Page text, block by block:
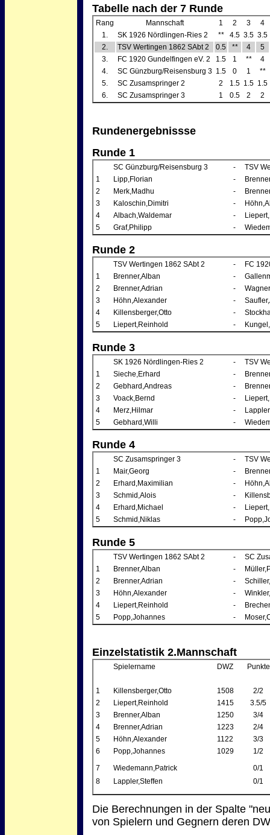
Tabelle nach der 7 Runde
Rang Mannschaft 1 2 3
4
1.
SK 1926 Nördlingen-Ries 2 ** 4.5 3.5 3.5
2.
TSV Wertingen 1862 SAbt 2 0.5 ** 4
5
3.
FC 1920 Gundelfingen eV. 2 1.5 1 **
4
4.
SC Günzburg/Reisensburg 3 1.5 0 1
**
5.
SC Zusamspringer 2 2 1.5 1.5 1.5
6.
SC Zusamspringer 3 1 0.5 2 2
Rundenergebnissse
Runde 1
SC Günzburg/Reisensburg 3 -
TSV
1
Lipp,Florian -
2
Merk,Madhu -
3
Kaloschin,Dimitri -
4
Albach,Waldemar -
5
Graf,Philipp -
Runde 2
TSV Wertingen 1862 SAbt 2 -
FC
1
Brenner,Alban -
2
Brenner,Adrian -
3
Höhn,Alexander -
4
Killensberger,Otto -
5
Liepert,Reinhold -
Runde 3
SK 1926 Nördlingen-Ries 2 -
TSV
1
Sieche,Erhard -
2
Gebhard,Andreas -
3
Voack,Bernd -
4
Merz,Hilmar -
5
Gebhard,Willi -
Runde 4
SC Zusamspringer 3 -
TSV
1
Mair,Georg -
2
Erhard,Maximilian -
3
Schmid,Alois -
4
Erhard,Michael -
5
Schmid,Niklas -
Runde 5
TSV Wertingen 1862 SAbt 2 -
SC
1
Brenner,Alban -
2
Brenner,Adrian -
3
Höhn,Alexander -
4
Liepert,Reinhold -
5
Popp,Johannes -
Einzelstatistik 2.Mannschaft
Spielername DWZ Punkte
1 Killensberger,Otto 1508
2/2
2
Liepert,Reinhold 1415
3.5/5
3
Brenner,Alban 1250
3/4
4
Brenner,Adrian 1223
2/4
5
Höhn,Alexander 1122
3/3
6
Popp,Johannes 1029
1/2
7
Wiedemann,Patrick
0/1
8
Lappler,Steffen 0/1
Die Berechnungen in der Spalte
von Spielern und Gegnern deren